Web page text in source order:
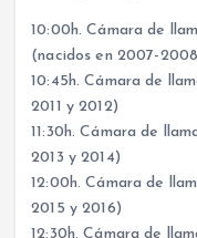
10:00h. Cámara de
(nacidos en 2007-
10:45h. Cámara de
2011 y 2012)
11:30h. Cámara de
2013 y 2014)
12:00h. Cámara de
2015 y 2016)
12:30h. Cámara de